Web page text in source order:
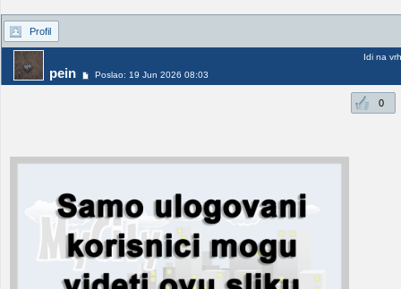
Profil
pein Poslao: 19 Jun 2026 08:03
Idi na vrh
0